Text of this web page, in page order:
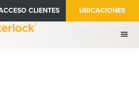
CLIENTES UBICACIONES